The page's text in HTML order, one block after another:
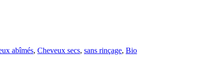
abîmés, Cheveux secs, sans rinçage, Bio